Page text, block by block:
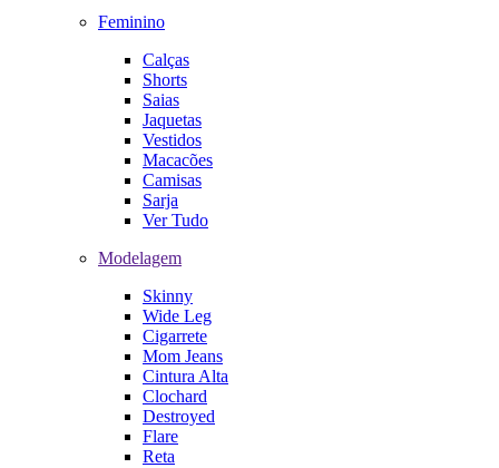
Feminino
Calças
Shorts
Saias
Jaquetas
Vestidos
Macacões
Camisas
Sarja
Ver Tudo
Modelagem
Skinny
Wide Leg
Cigarrete
Mom Jeans
Cintura Alta
Clochard
Destroyed
Flare
Reta